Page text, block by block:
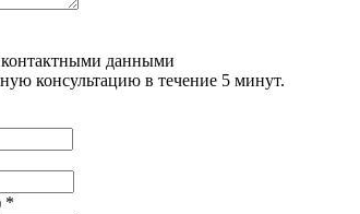
данными
консультацию в течение 5 минут.
*